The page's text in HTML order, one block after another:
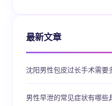
最新文章
沈阳男性包皮过长手术需要
男性早泄的常见症状有哪些